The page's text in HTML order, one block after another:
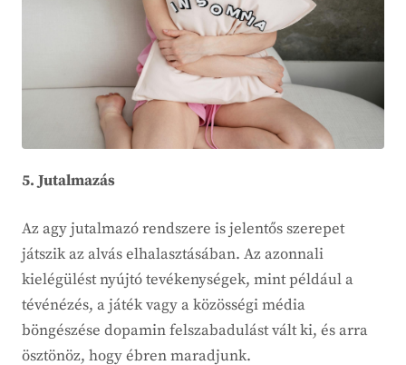
5. Jutalmazás
Az agy jutalmazó rendszere is jelentős szerepet
játszik az alvás elhalasztásában. Az azonnali
kielégülést nyújtó tevékenységek, mint például a
tévénézés, a játék vagy a közösségi média
böngészése dopamin felszabadulást vált ki, és arra
ösztönöz, hogy ébren maradjunk.